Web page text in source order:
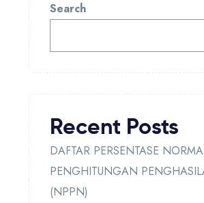
Search
Recent Posts
DAFTAR PERSENTASE NORMA
PENGHITUNGAN
(NPPN)